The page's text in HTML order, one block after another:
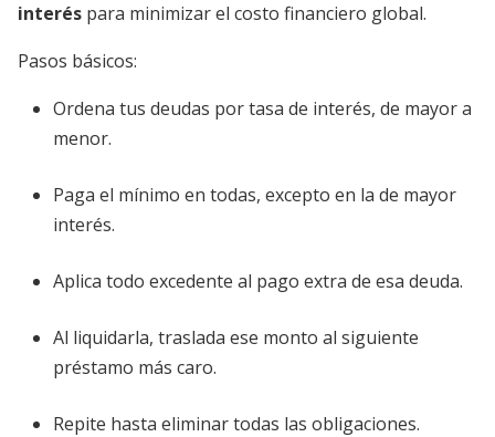
interés para minimizar el costo financiero global.
Pasos básicos:
Ordena tus deudas por tasa de interés, de mayor a
menor.
Paga el mínimo en todas, excepto en la de mayor
interés.
Aplica todo excedente al pago extra de esa deuda.
Al liquidarla, traslada ese monto al siguiente
préstamo más caro.
Repite hasta eliminar todas las obligaciones.